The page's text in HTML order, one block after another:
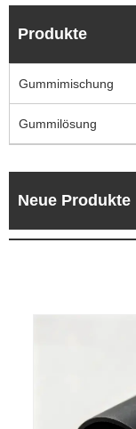
Produkte
Gummimischung
Gummilösung
Neue Produkte